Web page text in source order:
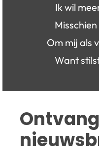
Ik wil
Om mij als
Want